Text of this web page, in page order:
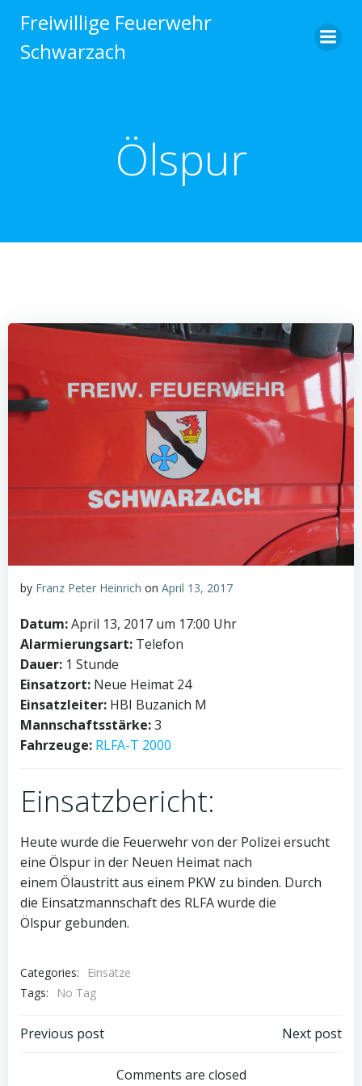
Inhalt
Freiwillige Feuerwehr
Schwarzach
Ölspur
by Franz Peter Heinrich on April 13, 2017
Datum:April 13, 2017 um 17:00 Uhr
Alarmierungsart: Telefon
Dauer: 1 Stunde
Einsatzort: Neue Heimat 24
Einsatzleiter: HBI Buzanich M
Mannschaftsstärke:3
Fahrzeuge: RLFA-T 2000
Einsatzbericht:
Heute wurde die Feuerwehr von der Polizei ersucht
eine Ölspur in der Neuen Heimat nach
einem Ölaustritt aus einem PKW zu binden. Durch
die Einsatzmannschaft des RLFA wurde die
Ölspur gebunden.
Categories:
Einsätze
Tags:
No Tag
Post
Previous post Next post
Comments are closed